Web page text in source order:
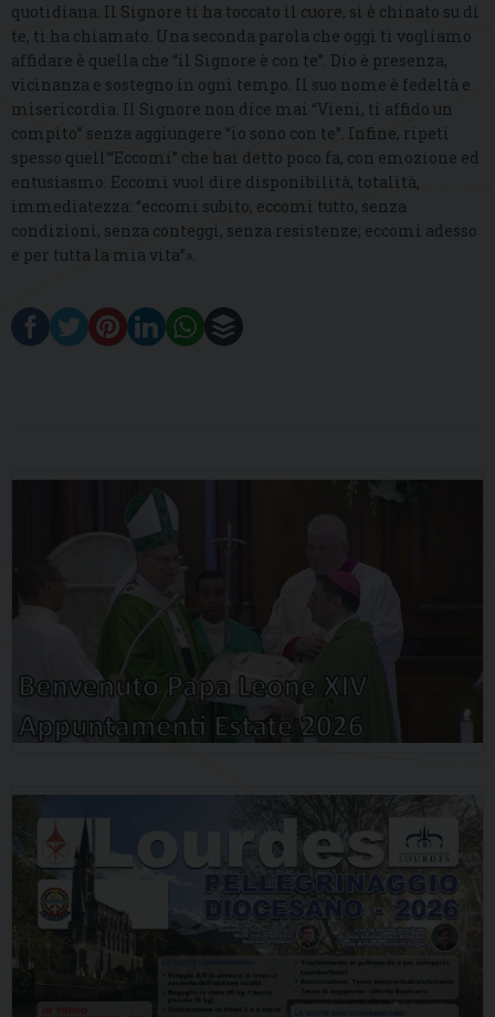
quotidiana. Il Signore ti ha toccato il cuore, si è chinato su di
te, ti ha chiamato. Una seconda parola che oggi ti vogliamo
affidare è quella che “il Signore è con te”. Dio è presenza,
vicinanza e sostegno in ogni tempo. Il suo nome è fedeltà e
misericordia. Il Signore non dice mai “Vieni, ti affido un
compito” senza aggiungere “io sono con te”. Infine, ripeti
spesso quell’“Eccomi” che hai detto poco fa, con emozione ed
entusiasmo. Eccomi vuol dire disponibilità, totalità,
immediatezza: “eccomi subito, eccomi tutto, senza
condizioni, senza conteggi, senza resistenze; eccomi adesso
e per tutta la mia vita”».